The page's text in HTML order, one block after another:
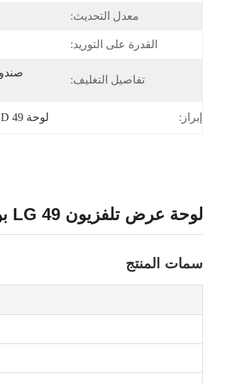
معدل التحديث:
القدرة على التوريد:
تفاصيل التغليف:
إبراز: لوحة LCD 49 بوصة
لوحة عرض تلفزيون LG 49 بوصة LC490DUY-SHA1 PCB:1941A /1942A
سمات المنتج